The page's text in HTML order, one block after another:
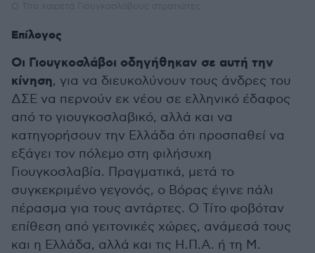
Επίλογος
Οι Γιουγκοσλάβοι οδηγήθηκαν σε αυτή την
κίνηση, για να διευκολύνουν τους άνδρες του
ΔΣΕ να περνούν εκ νέου σε ελληνικό έδαφος
από το γιουγκοσλαβικό, αλλά και να
κατηγορήσουν την Ελλάδα ότι προσπαθεί να
εξάγει τον πόλεμο στη φιλήσυχη
Γιουγκοσλαβία. Πραγματικά, μετά το
συγκεκριμένο γεγονός, ο Βόρας έγινε πάλι
πέρασμα για τους αντάρτες. Ο Τίτο φοβόταν
επίθεση από γειτονικές χώρες, ανάμεσά τους
και η Ελλάδα, αλλά και τις Η.Π.Α. ή τη Μ.